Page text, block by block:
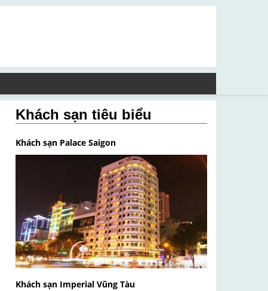
Khách sạn tiêu biểu
Khách sạn Palace Saigon
Khách sạn Imperial Vũng Tàu